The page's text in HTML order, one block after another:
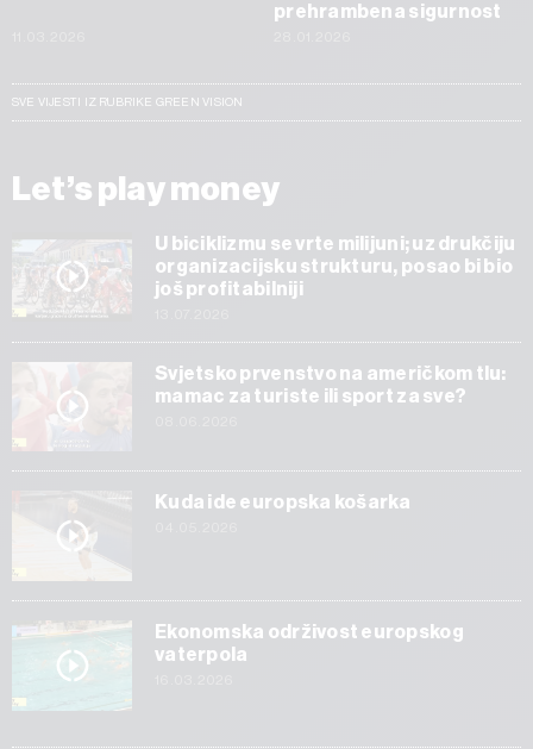
prehrambena sigurnost
SVE VIJESTI IZ RUBRIKE GREEN VISION
Let’s play money
U biciklizmu se vrte milijuni; uz drukčiju
organizacijsku strukturu, posao bi bio
još profitabilniji
Svjetsko prvenstvo na američkom tlu:
mamac za turiste ili sport za sve?
Kuda ide europska košarka
Ekonomska održivost europskog
vaterpola